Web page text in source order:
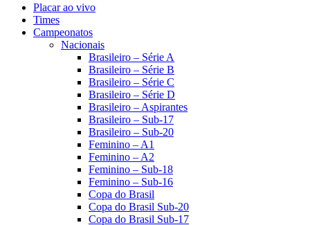
Placar ao vivo
Times
Campeonatos
Nacionais
Brasileiro – Série A
Brasileiro – Série B
Brasileiro – Série C
Brasileiro – Série D
Brasileiro – Aspirantes
Brasileiro – Sub-17
Brasileiro – Sub-20
Feminino – A1
Feminino – A2
Feminino – Sub-18
Feminino – Sub-16
Copa do Brasil
Copa do Brasil Sub-20
Copa do Brasil Sub-17